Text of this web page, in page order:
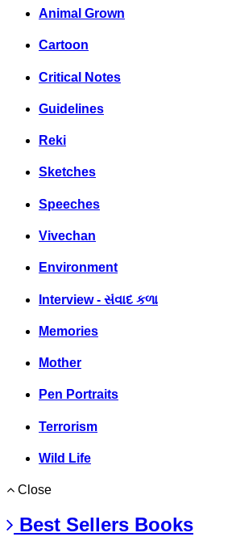
Animal Grown
Cartoon
Critical Notes
Guidelines
Reki
Sketches
Speeches
Vivechan
Environment
Interview - સંવાદ કળા
Memories
Mother
Pen Portraits
Terrorism
Wild Life
Close
Best Sellers Books